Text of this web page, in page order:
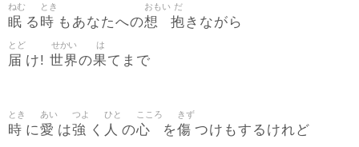
眠
ねむ
る 時
とき
もあなたへの想
おもい
抱
だ
きながら
届
とど
け! 世界
せかい
の果
は
てまで
時
とき
に愛
あい
は強
つよ
く 人
ひと
の心
こころ
を傷
きず
つけもするけれど